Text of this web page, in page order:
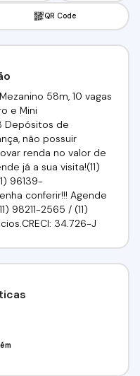
QR Code
58m, 10 vagas
e Mini
Depósitos de
não possuir
renda no valor de
já a sua visita!(11)
96139-
conferir!!! Agende
98211-2565 / (11)
34.726-J